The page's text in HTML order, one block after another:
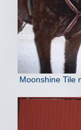
Moonshine Tile